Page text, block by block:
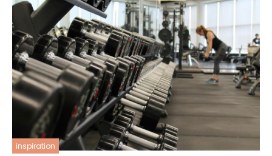
inspiration